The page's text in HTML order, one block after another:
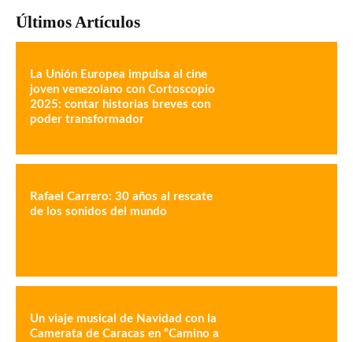
Últimos Artículos
La Unión Europea impulsa al cine
joven venezolano con Cortoscopio
2025: contar historias breves con
poder transformador
Rafael Carrero: 30 años al rescate
de los sonidos del mundo
Un viaje musical de Navidad con la
Camerata de Caracas en “Camino a